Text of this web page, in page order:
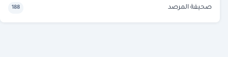
صحيفة المرصد 188